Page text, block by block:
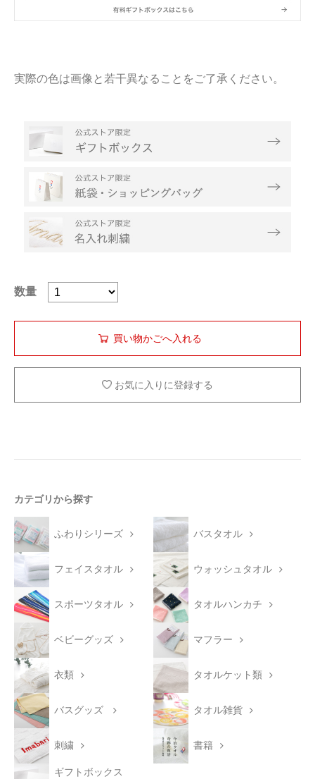
実際の色は画像と若干異なることをご了承ください。
数量
お気に入りに登録する
カテゴリから探す
ふわりシリーズ バスタオル
フェイスタオル ウォッシュタオル
スポーツタオル タオルハンカチ
ベビーグッズ マフラー
衣類 タオルケット類
バスグッズ タオル雑貨
刺繍 書籍
ギフトボックス